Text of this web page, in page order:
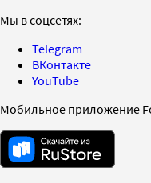
Мы в соцсетях:
Telegram
ВКонтакте
YouTube
Мобильное приложение